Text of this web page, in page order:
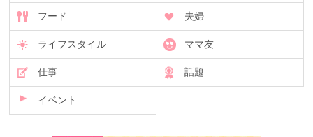
フード 夫婦
ライフスタイル ママ友
仕事 話題
イベント